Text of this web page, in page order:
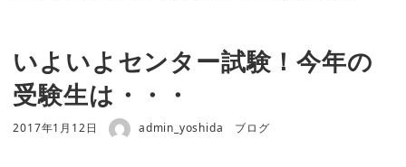
いよいよセンター試験！今年の
受験生は・・・
投稿日
2017年1月12日 著者 admin_yoshida カテゴリー
ブログ